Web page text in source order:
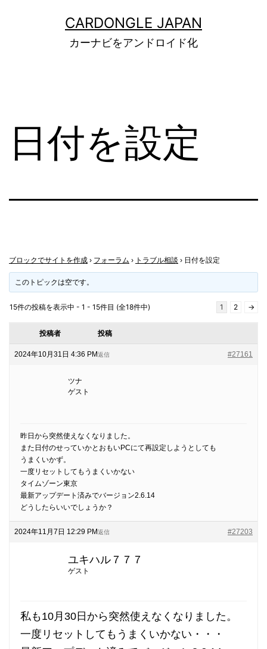
CARDONGLE JAPAN
カーナビをアンドロイド化
日付を設定
ブロックでサイトを作成 › フォーラム › トラブル相談 › 日付を設定
このトピックは空です。
15件の投稿を表示中 - 1 - 15件目 (全18件中) 1 2 →
投稿者 投稿
2024年10月31日 4:36 PM #27161
返信
ツナ
ゲスト
昨日から突然使えなくなりました。
また日付のせっていかとおもいPCにて再設定しようとしても
うまくいかず。
一度リセットしてもうまくいかない
タイムゾーン東京
最新アップデート済みでバージョン2.6.14
どうしたらいいでしょうか？
2024年11月7日 12:29 PM #27203
返信
ユキハル７７７
ゲスト
私も10月30日から突然使えなくなりました。
一度リセットしてもうまくいかない・・・